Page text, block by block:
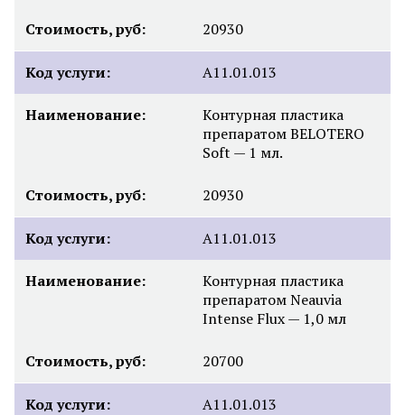
Стоимость, руб: 20930
Код услуги: А11.01.013
Наименование:
Контурная пластика
препаратом BELOTERO
Soft — 1 мл.
Стоимость, руб: 20930
Код услуги: А11.01.013
Наименование:
Контурная пластика
препаратом Neauvia
Intense Flux — 1,0 мл
Стоимость, руб: 20700
Код услуги: А11.01.013